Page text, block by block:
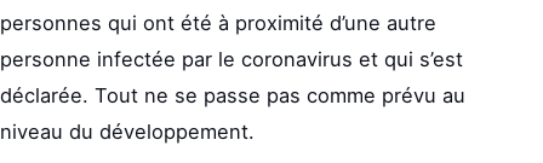
personnes qui ont été à proximité d’une autre
personne infectée par le coronavirus et qui s’est
déclarée. Tout ne se passe pas comme prévu au
niveau du développement.